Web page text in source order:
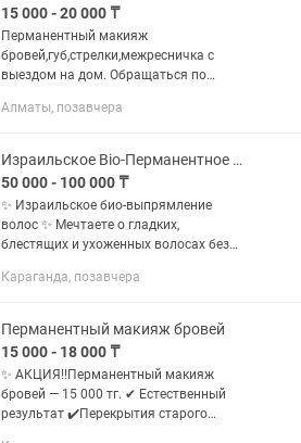
15 000 - 20 000 ₸
Перманентный макияж
бровей,губ,стрелки,межресничка с
выездом на дом. Обращаться по
Алматы, позавчера
Израильское Bio-Перманентное выпрямление волос! Восстанавливающий эликсир!
50 000 - 100 000 ₸
✨ Израильское био-выпрямление
волос ✨ Мечтаете о гладких,
блестящих и ухоженных волосах без
израильское био-выпрямление —
процедуры: •...
Караганда, позавчера
Перманентный макияж бровей
15 000 - 18 000 ₸
✨ АКЦИЯ!!️Перманентный макияж
бровей — 15 000 тг. ✔ Естественный
результат ✔️Перекрытия старого